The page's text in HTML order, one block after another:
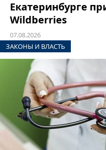
Екатеринбурге
Wildberries
07.08.2026
ЗАКОНЫ И ВЛАСТЬ